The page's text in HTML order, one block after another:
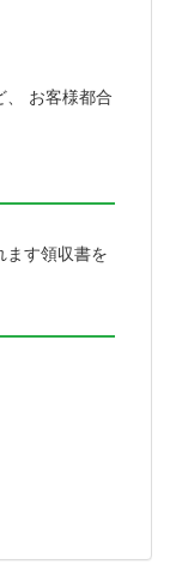
、 お客様都合
ます領収書を